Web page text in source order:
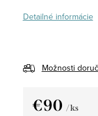
Detailné informácie
Možnosti
€90 / ks